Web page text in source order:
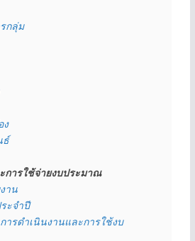
กลุ่ม
ง
ธ์
การใช้จ่ายงบประมาณ
าน
ะจำปี
ารดำเนินงานและการใช้งบ